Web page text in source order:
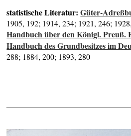
statistische Literatur:Güter-
1905, 192; 1914, 234; 1921, 246;
Handbuch über den Königl. Preuß.
Handbuch des Grundbesitzes im
288; 1884, 200; 1893, 280